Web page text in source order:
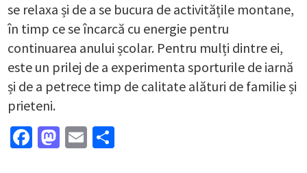
se relaxa și de a se bucura de activitățile montane,
în timp ce se încarcă cu energie pentru
continuarea anului școlar. Pentru mulți dintre ei,
este un prilej de a experimenta sporturile de iarnă
și de a petrece timp de calitate alături de familie și
prieteni.
Facebook
Mastodon
Email